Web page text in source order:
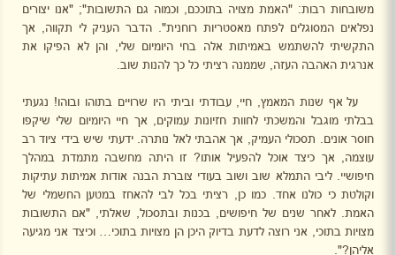
משובחות רבות: "האמת מצויה בתוככם, וכמוה גם התשובות"; "אנו יצורים
נפלאים המסוגלים לפתח מאסטריות רוחנית". הדבר העניק לי תקווה, אך
התקשיתי להשתמש באמיתות אלה בחי היומיום שלי, והן לא הפיקו את
אנרגית האהבה העזה, שממנה רציתי כל כך להנות שוב.
על אף שנות המאמץ, חיי, עבודתי וביתי היו שרויים בתוהו ובוהו! נגעתי
בבלתי מוגבל והמשכתי לחוות חזיונות עמוקים, אך חיי היומיום שלי שיקפו
חוסר אונים. תסכולי העמיק, אך אהבתי לאל נותרה. ידעתי שיש בידי ציוד רב
עוצמה, אך כיצד אוכל להפעיל אותו? זו היתה מחשבה מתמדת במהלך
חיפושיי. ליבי התמלא שוב ושוב בעודי צוברת הבנה אודות אמיתות עתיקות
וקולטת כי כולנו אחד. כמו כן, רציתי בכל לבי להאחז במטען החשמלי של
האמת. לאחר שנים של חיפושים, בכנות ובתסכול, שאלתי, "אם התשובות
מצויות בתוכי, אני רוצה לדעת בדיוק היכן הן מצויות בתוכי… וכיצד אני מגיעה
אליהן?".